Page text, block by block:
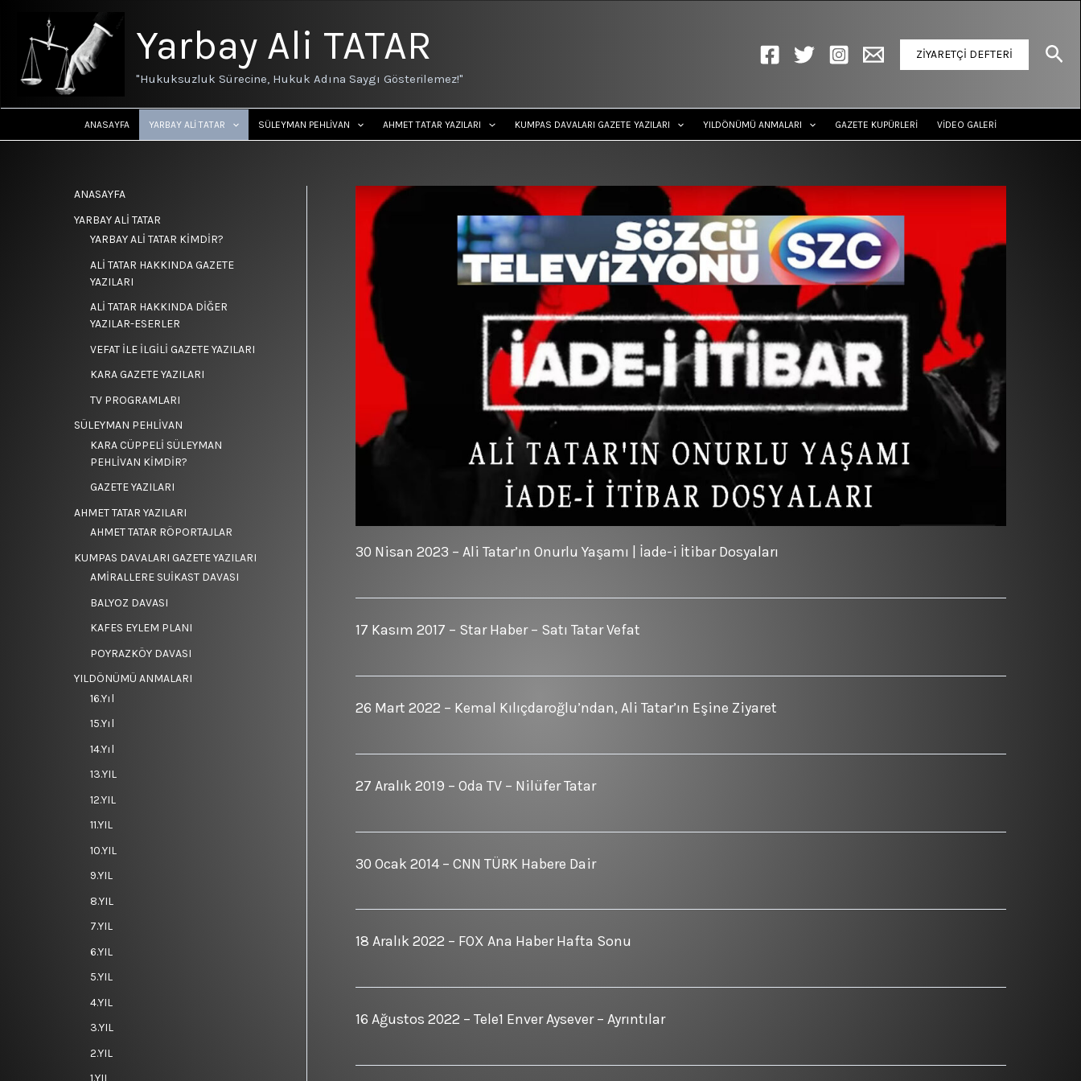
Yarbay Ali TATAR
"Hukuksuzluk Sürecine, Hukuk Adına Saygı Gösterilemez!"
ZİYARETÇİ DEFTERİ
ANASAYFA YARBAY ALİ TATAR SÜLEYMAN PEHLİVAN AHMET TATAR YAZILARI KUMPAS DAVALARI GAZETE YAZILARI YILDÖNÜMÜ ANMALARI GAZETE KUPÜRLERİ VİDEO GALERİ
ANASAYFA
YARBAY ALİ TATAR
YARBAY ALİ TATAR KİMDİR?
ALİ TATAR HAKKINDA GAZETE
YAZILARI
ALİ TATAR HAKKINDA DİĞER
YAZILAR-ESERLER
VEFAT İLE İLGİLİ GAZETE YAZILARI
KARA GAZETE YAZILARI
TV PROGRAMLARI
SÜLEYMAN PEHLİVAN
KARA CÜPPELİ SÜLEYMAN
PEHLİVAN KİMDİR?
GAZETE YAZILARI
AHMET TATAR YAZILARI
AHMET TATAR RÖPORTAJLAR
KUMPAS DAVALARI GAZETE YAZILARI
AMİRALLERE SUİKAST DAVASI
BALYOZ DAVASI
KAFES EYLEM PLANI
POYRAZKÖY DAVASI
YILDÖNÜMÜ ANMALARI
16.Yıl
15.Yıl
14.Yıl
13.YIL
12.YIL
11.YIL
10.YIL
9.YIL
8.YIL
7.YIL
6.YIL
5.YIL
4.YIL
3.YIL
2.YIL
1.YIL
30 Nisan 2023 – Ali Tatar’ın Onurlu Yaşamı | İade-i İtibar Dosyaları
17 Kasım 2017 – Star Haber – Satı Tatar Vefat
26 Mart 2022 – Kemal Kılıçdaroğlu’ndan, Ali Tatar’ın Eşine Ziyaret
27 Aralık 2019 – Oda TV – Nilüfer Tatar
30 Ocak 2014 – CNN TÜRK Habere Dair
18 Aralık 2022 – FOX Ana Haber Hafta Sonu
16 Ağustos 2022 – Tele1 Enver Aysever – Ayrıntılar